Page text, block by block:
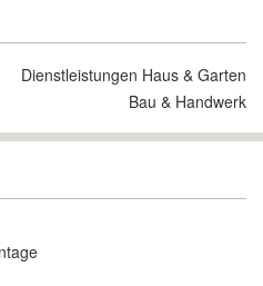
Dienstleistungen Haus & Garten
Bau & Handwerk